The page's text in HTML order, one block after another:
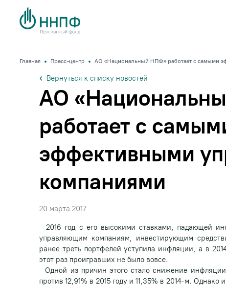
Главная Пресс-центр АО «Национальный НПФ» работает с самыми
Вернуться к списку новостей
АО
работает с
эффективными
компаниями
20 марта 2017
2016 год с его высокими ставками, падающей
управляющим компаниям, инвестирующим
ранее треть портфелей уступила инфляции, а в
этот раз проигравших не было вовсе.
Одной из причин этого стало снижение
против 12,91% в 2015 году и 11,35% в 2014-м.